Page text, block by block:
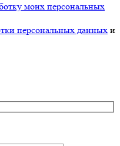
моих персональных
персональных данных и